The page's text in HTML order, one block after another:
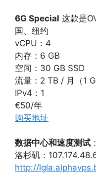
6G Special 这款是
国、纽约
vCPU：4
内存：6 GB
空间：30 GB SSD
流量：2 TB / 月（1
IPv4：1
€50/年
购买地址
数据中心和速度测试 ：
洛杉矶：
http://